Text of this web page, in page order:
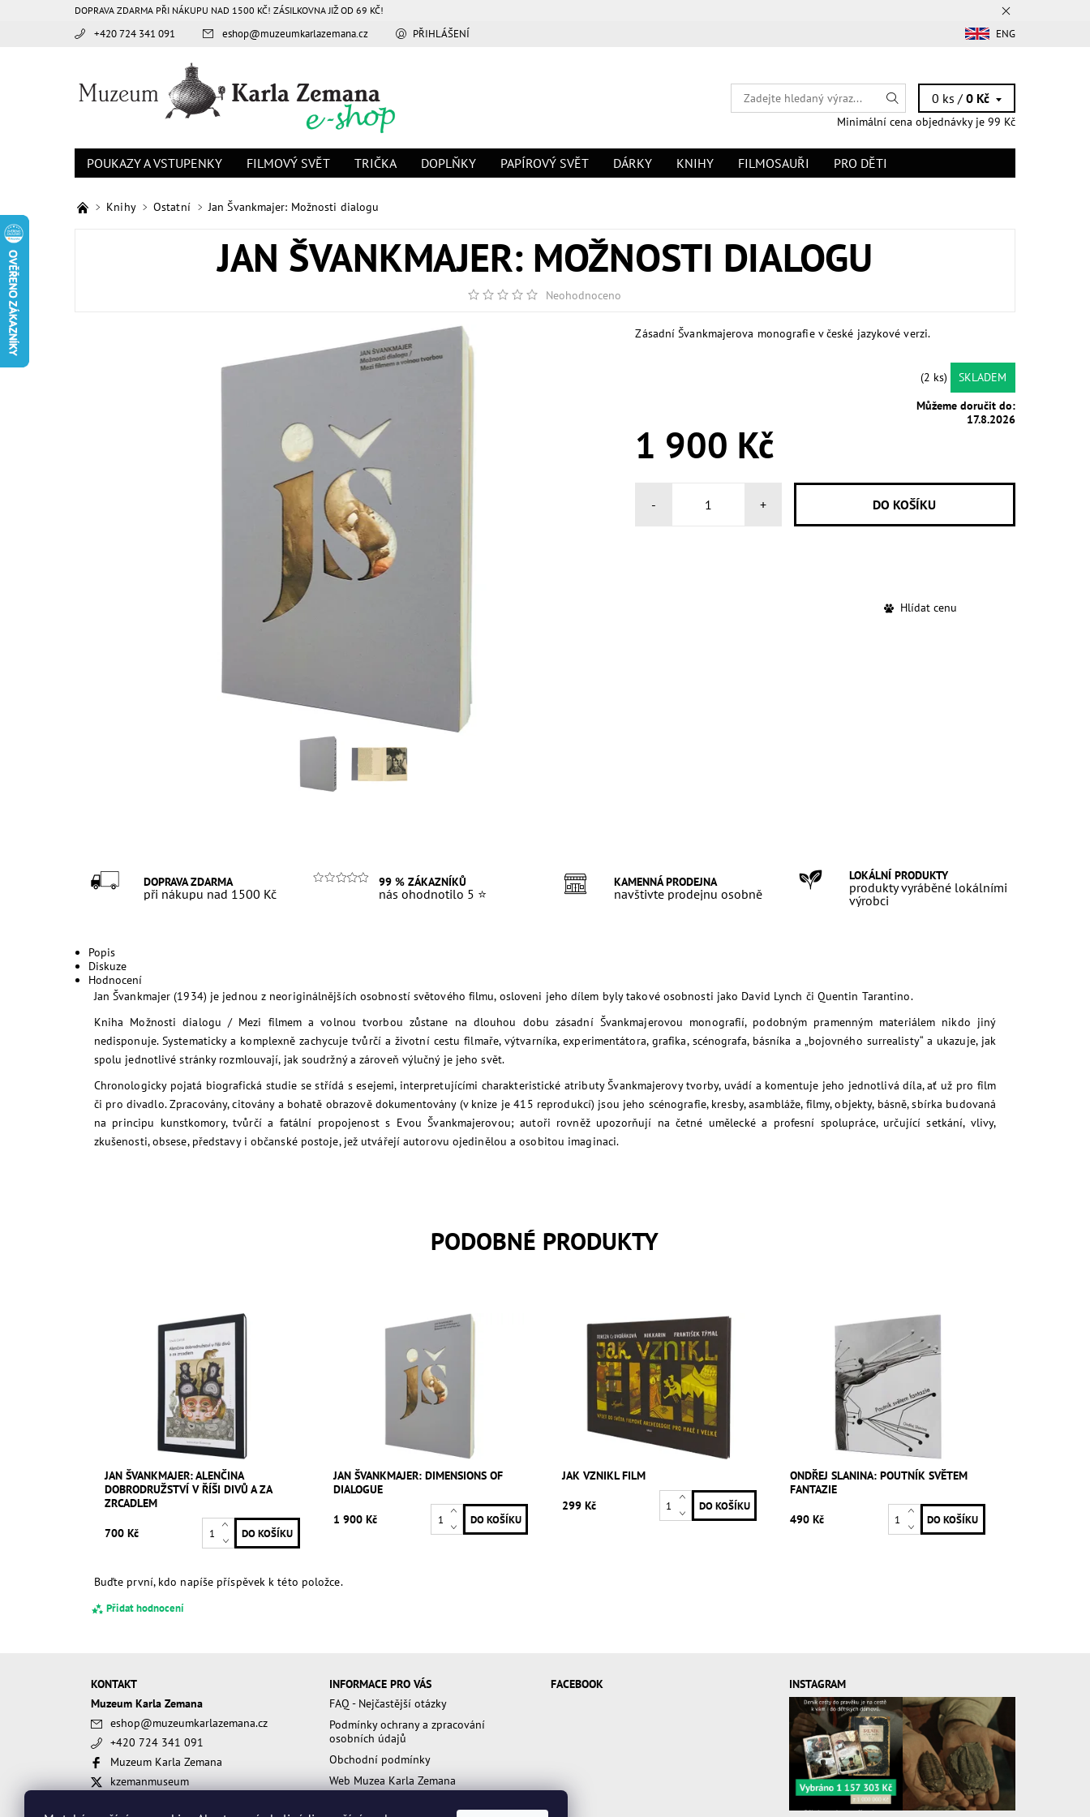
DOPRAVA ZDARMA PŘI NÁKUPU NAD 1500 KČ! ZÁSILKOVNA JIŽ OD 69 KČ!
+420 724 341 091 eshop@muzeumkarlazemana.cz ENG
PŘIHLÁŠENÍ
0 ks /0 Kč
Minimální cena objednávky je 99 Kč
POUKAZY A VSTUPENKY FILMOVÝ SVĚT TRIČKA DOPLŇKY PAPÍROVÝ SVĚT DÁRKY KNIHY FILMOSAUŘI PRO DĚTI
Knihy Ostatní Jan Švankmajer: Možnosti dialogu
JAN ŠVANKMAJER: MOŽNOSTI DIALOGU
Neohodnoceno
Zásadní Švankmajerova monografie v české jazykové verzi.
(2 ks)
SKLADEM
Můžeme doručit do:
17.8.2026
1 900 Kč
- +
Hlídat cenu
DOPRAVA ZDARMA
při nákupu nad 1500 Kč
99 % ZÁKAZNÍKŮ
nás ohodnotilo 5 ⭐
KAMENNÁ PRODEJNA
navštivte prodejnu osobně
LOKÁLNÍ PRODUKTY
produkty vyráběné lokálními
výrobci
Popis
Diskuze
Hodnocení
Jan Švankmajer (1934) je jednou z neoriginálnějších osobností světového filmu, osloveni jeho dílem byly takové osobnosti jako David Lynch či Quentin Tarantino.
Kniha Možnosti dialogu / Mezi filmem a volnou tvorbou zůstane na dlouhou dobu zásadní Švankmajerovou monografií, podobným pramenným materiálem nikdo jiný
nedisponuje. Systematicky a komplexně zachycuje tvůrčí a životní cestu filmaře, výtvarníka, experimentátora, grafika, scénografa, básníka a „bojovného surrealisty“ a ukazuje, jak
spolu jednotlivé stránky rozmlouvají, jak soudržný a zároveň výlučný je jeho svět.
Chronologicky pojatá biografická studie se střídá s esejemi, interpretujícími charakteristické atributy Švankmajerovy tvorby, uvádí a komentuje jeho jednotlivá díla, ať už pro film
či pro divadlo. Zpracovány, citovány a bohatě obrazově dokumentovány (v knize je 415 reprodukcí) jsou jeho scénografie, kresby, asambláže, filmy, objekty, básně, sbírka budovaná
na principu kunstkomory, tvůrčí a fatální propojenost s Evou Švankmajerovou; autoři rovněž upozorňují na četné umělecké a profesní spolupráce, určující setkání, vlivy,
zkušenosti, obsese, představy i občanské postoje, jež utvářejí autorovu ojedinělou a osobitou imaginaci.
PODOBNÉ PRODUKTY
JAN ŠVANKMAJER: ALENČINA
DOBRODRUŽSTVÍ V ŘÍŠI DIVŮ A ZA
ZRCADLEM
700 Kč
JAN ŠVANKMAJER: DIMENSIONS OF
DIALOGUE
1 900 Kč
JAK VZNIKL FILM
299 Kč
ONDŘEJ SLANINA: POUTNÍK SVĚTEM
FANTAZIE
490 Kč
Buďte první, kdo napíše příspěvek k této položce.
Přidat hodnocení
KONTAKT
Muzeum Karla Zemana
eshop@muzeumkarlazemana.cz
+420 724 341 091
Muzeum Karla Zemana
kzemanmuseum
INFORMACE PRO VÁS
FAQ - Nejčastější otázky
Podmínky ochrany a zpracování
osobních údajů
Obchodní podmínky
Web Muzea Karla Zemana
FACEBOOK INSTAGRAM